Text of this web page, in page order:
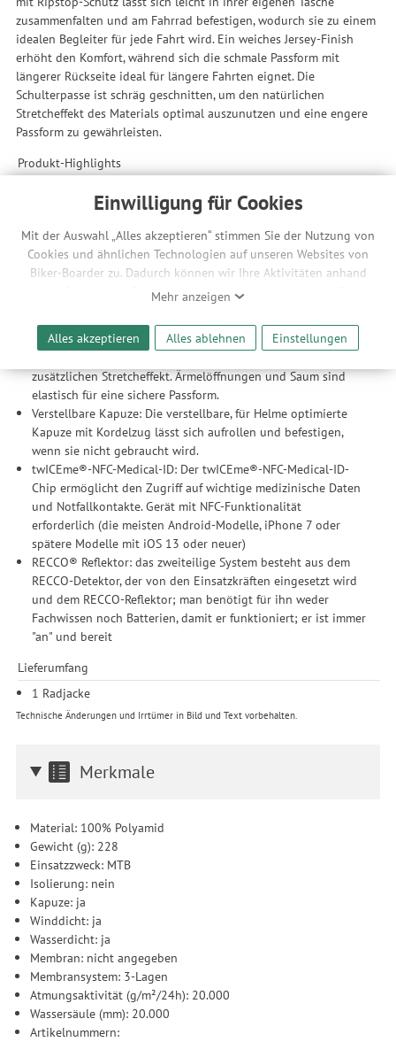
Einwilligung für Cookies
Mit der Auswahl „Alles akzeptieren“ stimmen Sie der Nutzung von
Cookies und ähnlichen Technologien auf unseren Websites von
Biker-Boarder zu. Dadurch können wir Ihre Aktivitäten anhand
Ihrer Geräte- und Browsereinstellungen nachvollziehen. Dies
Werbeanzeigen für Sie bereitzustellen sowie Funktionalitäten
unserer Website sicherzustellen und stetig zu verbessern. Dabei
werden Ihre Daten auch an Drittanbieter und Werbepartner
weitergegeben. Die Verarbeitung erfolgt ausschließlich zum
Zwecke der Einbindung von Streaming-Inhalten und der
Durchführung von statistischer Analyse, Reichweitenmessungen,
Produktempfehlungen und nutzungsbasierter Werbung.
Informationen zu den einzelnen Funktionen, den Drittanbietern
und der Speicherdauer finden Sie unter Einstellungen. Diese
Einwilligung ist freiwillig, für die Nutzung unserer Website nicht
erforderlich und gilt, bis sie widerrufen wird. Sie können Ihre
Einwilligung unter Einstellungen lediglich für bestimmte
Drittanbieter erteilen und jederzeit für die Zukunft widerrufen.
Mehr anzeigen
Alles akzeptieren Alles ablehnen Einstellungen
zusammenfalten und am Fahrrad befestigen, wodurch sie zu einem
idealen Begleiter für jede Fahrt wird. Ein weiches Jersey-Finish
erhöht den Komfort, während sich die schmale Passform mit
längerer Rückseite ideal für längere Fahrten eignet. Die
Schulterpasse ist schräg geschnitten, um den natürlichen
Stretcheffekt des Materials optimal auszunutzen und eine engere
Passform zu gewährleisten.
Produkt-Highlights
komplett wasserdicht
einfach verstaubar
Features
verstaubar: die Jacke lässt sich in der eigenen Tasche
Optimiert für längere Fahrten: Schmale Passform mit längerer
zusätzlichen Stretcheffekt. Ärmelöffnungen und Saum sind
elastisch für eine sichere Passform.
Verstellbare Kapuze: Die verstellbare, für Helme optimierte
Kapuze mit Kordelzug lässt sich aufrollen und befestigen,
wenn sie nicht gebraucht wird.
twICEme®-NFC-Medical-ID: Der twICEme®-NFC-Medical-ID-
Chip ermöglicht den Zugriff auf wichtige medizinische Daten
und Notfallkontakte. Gerät mit NFC-Funktionalität
erforderlich (die meisten Android-Modelle, iPhone 7 oder
spätere Modelle mit iOS 13 oder neuer)
RECCO® Reflektor: das zweiteilige System besteht aus dem
RECCO-Detektor, der von den Einsatzkräften eingesetzt wird
und dem RECCO-Reflektor; man benötigt für ihn weder
Fachwissen noch Batterien, damit er funktioniert; er ist immer
"an" und bereit
Lieferumfang
1 Radjacke
Technische Änderungen und Irrtümer in Bild und Text vorbehalten.
Merkmale
Material: 100% Polyamid
Gewicht (g): 228
Einsatzzweck: MTB
Isolierung: nein
Kapuze: ja
Winddicht: ja
Wasserdicht: ja
Membran: nicht angegeben
Membransystem: 3-Lagen
Atmungsaktivität (g/m²/24h): 20.000
Wassersäule (mm): 20.000
Artikelnummern: